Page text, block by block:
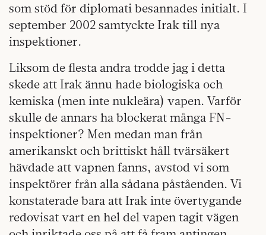
som stöd för diplomati besannades initialt. I
september 2002 samtyckte Irak till nya
inspektioner.
Liksom de flesta andra trodde jag i detta
skede att Irak ännu hade biologiska och
kemiska (men inte nukleära) vapen. Varför
skulle de annars ha blockerat många FN-
inspektioner? Men medan man från
amerikanskt och brittiskt håll tvärsäkert
hävdade att vapnen fanns, avstod vi som
inspektörer från alla sådana påståenden. Vi
konstaterade bara att Irak inte övertygande
redovisat vart en hel del vapen tagit vägen